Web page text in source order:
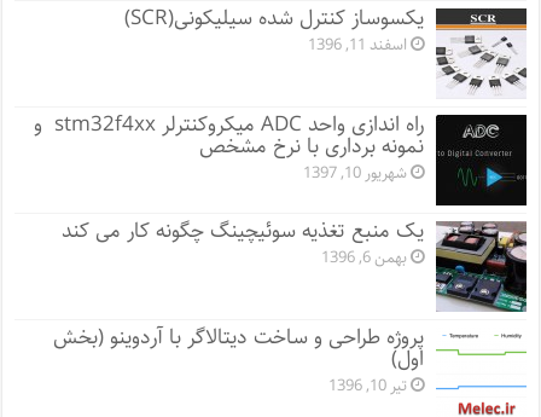
یکسوساز کنترل شده سیلیکونی(SCR)
اسفند 11, 1396
راه اندازی واحد ADC میکروکنترلر stm32f4xx و
نمونه برداری با نرخ مشخص
شهریور 10, 1397
یک منبع تغذیه سوئیچینگ چگونه کار می کند
بهمن 6, 1396
پروژه طراحی و ساخت دیتالاگر با آردوینو (بخش
اول)
تیر 10, 1396